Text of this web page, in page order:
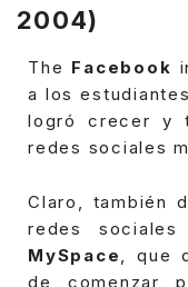
2004)
The Facebook
a los
logró crecer y
redes sociales
Claro, también
redes
MySpace, que
de comenzar